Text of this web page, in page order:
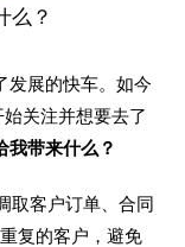
发展的快车。如今
关注并想要去了
我带来什么？
取客户订单、合同
复的客户，避免